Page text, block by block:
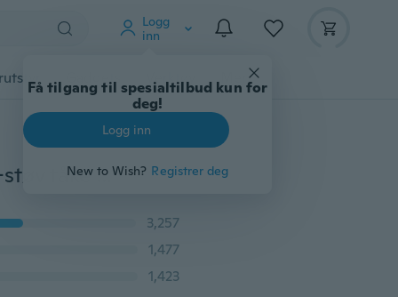
Logg
inn
Få tilgang til spesialtilbud kun for
deg!
Logg inn
New to Wish? Registrer deg
Gadgets Verktøy
6stk 3D ultratynn pustende støvtett munnmaske anti-støv tåke Pm2.5 beskyttelse ansiktsmasker
3,257
1,477
1,423